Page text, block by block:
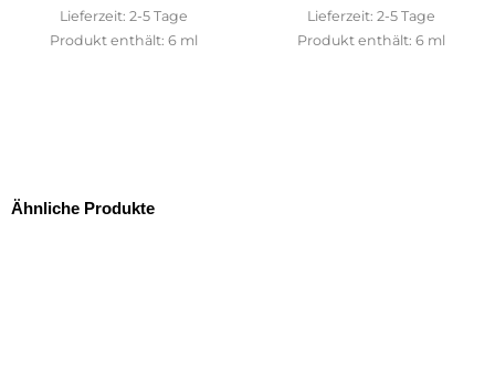
Lieferzeit: 2-5 Tage
Produkt enthält: 6 ml
Lieferzeit: 2-5 Tage
Produkt enthält: 6 ml
Ähnliche Produkte